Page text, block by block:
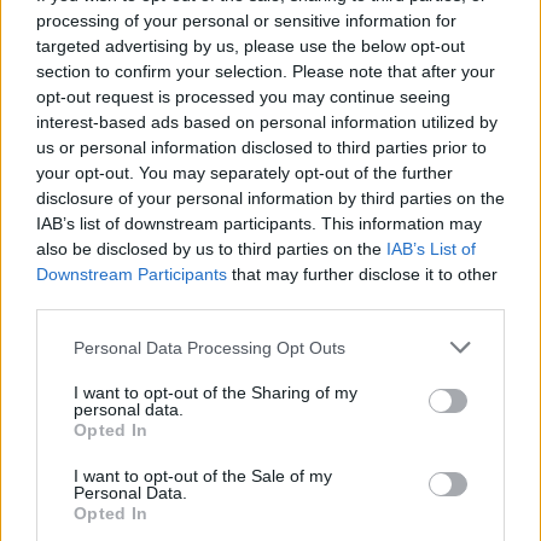
processing of your personal or sensitive information for
targeted advertising by us, please use the below opt-out
section to confirm your selection. Please note that after your
opt-out request is processed you may continue seeing
interest-based ads based on personal information utilized by
us or personal information disclosed to third parties prior to
your opt-out. You may separately opt-out of the further
disclosure of your personal information by third parties on the
IAB’s list of downstream participants. This information may
also be disclosed by us to third parties on the IAB’s List of
Downstream Participants that may further disclose it to other
Please note that this website/app uses one or more Google
not limited to your visit or usage behaviour. You may click to
grant or deny consent to Google and its third-party tags to
use your data for below specified purposes in below Google
consent section.
Personal Data Processing Opt Outs
I want to opt-out of the Sharing of my
personal data.
Opted In
I want to opt-out of the Sale of my
Personal Data.
Opted In
Mi a teendő, ha tartalmad átlagon
alul teljesít?
petrapenovac
A közösségi média marketingre is igaz, hogy vannak